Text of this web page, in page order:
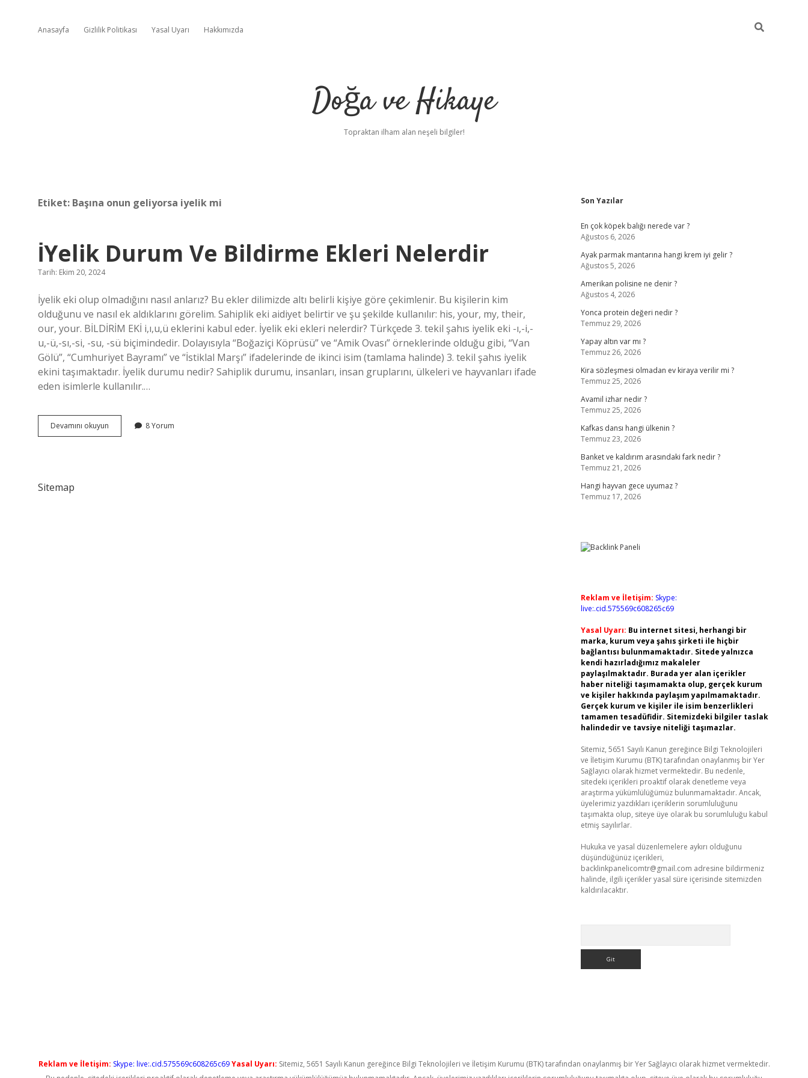
Anasayfa Gizlilik Politikası Yasal Uyarı Hakkımızda
Doğa ve Hikaye
Topraktan ilham alan neşeli bilgiler!
Etiket: Başına onun geliyorsa iyelik mi
İYelik Durum Ve Bildirme Ekleri Nelerdir
Tarih: Ekim 20, 2024
İyelik eki olup olmadığını nasıl anlarız? Bu ekler dilimizde altı belirli kişiye göre çekimlenir. Bu kişilerin kim
olduğunu ve nasıl ek aldıklarını görelim. Sahiplik eki aidiyet belirtir ve şu şekilde kullanılır: his, your, my, their,
our, your. BİLDİRİM EKİ i,ı,u,ü eklerini kabul eder. İyelik eki ekleri nelerdir? Türkçede 3. tekil şahıs iyelik eki -ı,-i,-
u,-ü,-sı,-si, -su, -sü biçimindedir. Dolayısıyla “Boğaziçi Köprüsü” ve “Amik Ovası” örneklerinde olduğu gibi, “Van
Gölü”, “Cumhuriyet Bayramı” ve “İstiklal Marşı” ifadelerinde de ikinci isim (tamlama halinde) 3. tekil şahıs iyelik
ekini taşımaktadır. İyelik durumu nedir? Sahiplik durumu, insanları, insan gruplarını, ülkeleri ve hayvanları ifade
eden isimlerle kullanılır.…
Devamını okuyun
Durum
8 Yorum
Sitemap
Sidebar
Son Yazılar
En çok köpek balığı nerede var ?
Ağustos 6, 2026
Ayak parmak mantarına hangi krem iyi gelir ?
Ağustos 5, 2026
Amerikan polisine ne denir ?
Ağustos 4, 2026
Yonca protein değeri nedir ?
Temmuz 29, 2026
Yapay altın var mı ?
Temmuz 26, 2026
Kira sözleşmesi olmadan ev kiraya verilir mi ?
Temmuz 25, 2026
Avamil izhar nedir ?
Temmuz 25, 2026
Kafkas dansı hangi ülkenin ?
Temmuz 23, 2026
Banket ve kaldırım arasındaki fark nedir ?
Temmuz 21, 2026
Hangi hayvan gece uyumaz ?
Temmuz 17, 2026
Reklam ve İletişim: Skype:
live:.cid.575569c608265c69
Yasal Uyarı: Bu internet sitesi, herhangi bir
marka, kurum veya şahıs şirketi ile hiçbir
bağlantısı bulunmamaktadır. Sitede yalnızca
kendi hazırladığımız makaleler
paylaşılmaktadır. Burada yer alan içerikler
haber niteliği taşımamakta olup, gerçek kurum
ve kişiler hakkında paylaşım yapılmamaktadır.
Gerçek kurum ve kişiler ile isim benzerlikleri
tamamen tesadüfidir. Sitemizdeki bilgiler taslak
halindedir ve tavsiye niteliği taşımazlar.
Sitemiz, 5651 Sayılı Kanun gereğince Bilgi Teknolojileri
ve İletişim Kurumu (BTK) tarafından onaylanmış bir Yer
Sağlayıcı olarak hizmet vermektedir. Bu nedenle,
sitedeki içerikleri proaktif olarak denetleme veya
araştırma yükümlülüğümüz bulunmamaktadır. Ancak,
üyelerimiz yazdıkları içeriklerin sorumluluğunu
taşımakta olup, siteye üye olarak bu sorumluluğu kabul
etmiş sayılırlar.
Hukuka ve yasal düzenlemelere aykırı olduğunu
düşündüğünüz içerikleri,
backlinkpanelicomtr@gmail.com adresine bildirmeniz
halinde, ilgili içerikler yasal süre içerisinde sitemizden
kaldırılacaktır.
Reklam ve İletişim: Skype: live:.cid.575569c608265c69 Yasal Uyarı: Sitemiz, 5651 Sayılı Kanun gereğince Bilgi Teknolojileri ve İletişim Kurumu (BTK) tarafından onaylanmış bir Yer Sağlayıcı olarak hizmet vermektedir.